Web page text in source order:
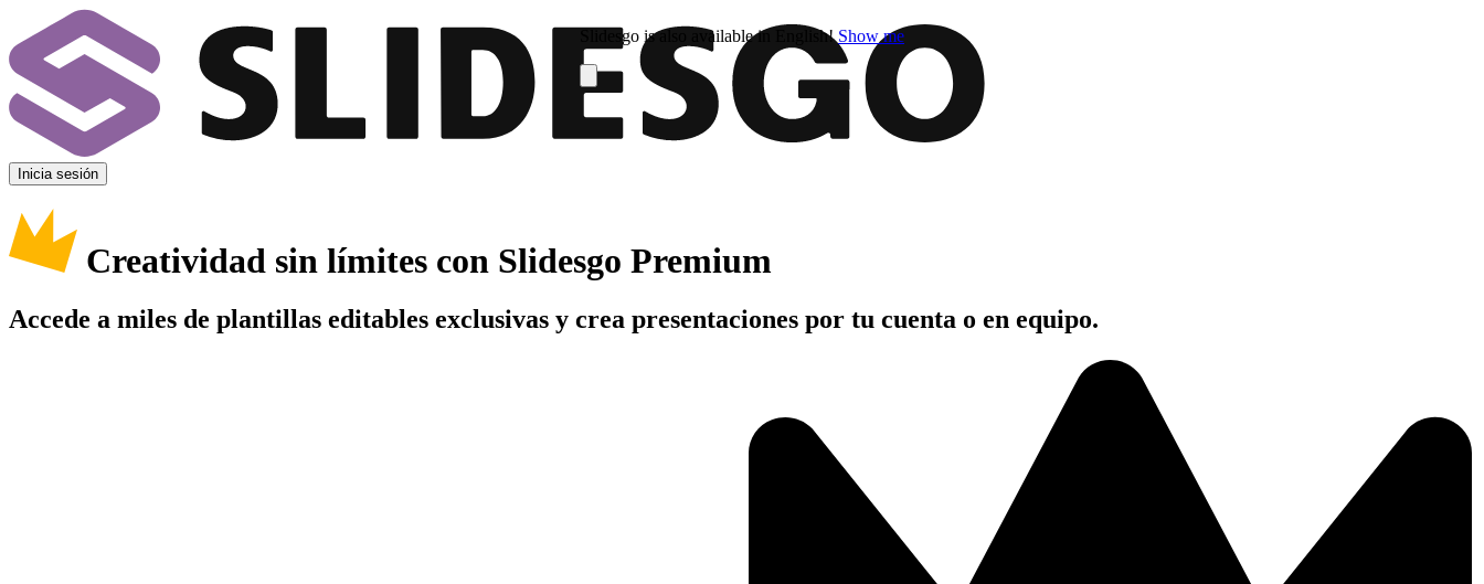
Slidesgo is also available in English! Show me
Inicia sesión
Creatividad sin límites con Slidesgo Premium
Accede a miles de plantillas editables exclusivas y crea presentaciones por tu cuenta o en equipo.